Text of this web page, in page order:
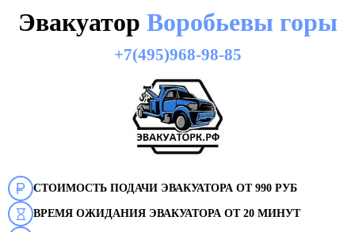
Эвакуатор Воробьевы горы
+7(495)968-98-85
СТОИМОСТЬ ПОДАЧИ ЭВАКУАТОРА ОТ 990 РУБ
ВРЕМЯ ОЖИДАНИЯ ЭВАКУАТОРА ОТ 20 МИНУТ